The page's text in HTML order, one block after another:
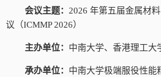
会议主题： 2026 年第五届金属材
议（ICMMP 2026）
主办单位： 中南大学、香港理工大
承办单位： 中南大学极端服役性能